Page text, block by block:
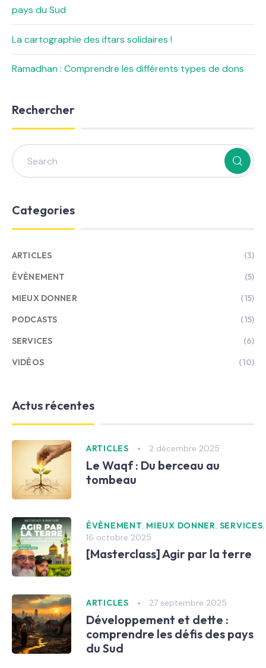
pays du Sud
La cartographie des iftars solidaires !
Ramadhan : Comprendre les différents types de dons
Rechercher
Categories
ARTICLES
(3)
ÉVÈNEMENT
(5)
MIEUX DONNER
(15)
PODCASTS
(15)
SERVICES
(6)
VIDÉOS
(10)
Actus récentes
ARTICLES 2 décembre 2025
Le Waqf : Du berceau au
tombeau
ÉVÈNEMENT, MIEUX DONNER, SERVICES
16 octobre 2025
[Masterclass] Agir par la terre
ARTICLES 27 septembre 2025
Développement et dette :
comprendre les défis des pays
du Sud